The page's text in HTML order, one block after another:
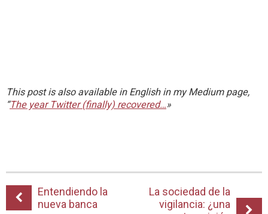
This post is also available in English in my Medium page,
“The year Twitter (finally) recovered…»
Entendiendo la
nueva banca
La sociedad de la
vigilancia: ¿una